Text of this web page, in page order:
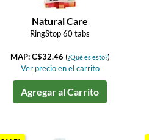
Natural Care
RingStop 60 tabs
MAP: C$32.46 (¿Qué es esto?)
Ver precio en el carrito
Agregar al Carrito